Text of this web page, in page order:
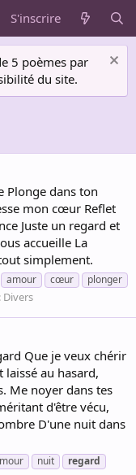
S'inscrire
5 poèmes par
du site.
Plonge dans ton
mon cœur Reflet
Juste un regard et
accueille La
simplement.
amour cœur
plonger
Divers
Que je veux chérir
au hasard,
Me noyer dans tes
d'être vécu,
D'une nuit dans
nuit
regard